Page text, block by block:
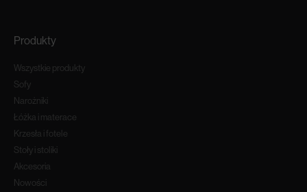
Produkty
Wszystkie produkty
Sofy
Narożniki
Łóżka i materace
Krzesła i fotele
Stoły i stoliki
Akcesoria
Nowości